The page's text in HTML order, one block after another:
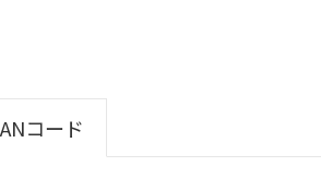
コード